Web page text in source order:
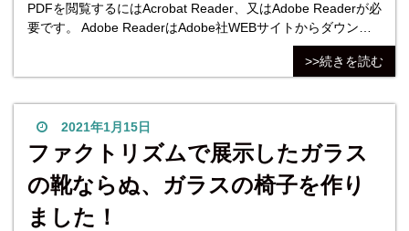
PDFを閲覧するにはAcrobat Reader、又はAdobe Readerが必
要です。 Adobe ReaderはAdobe社WEBサイトからダウンロ
い？安全性が高い？ ◎児玉雄司コラム 「こだま こと
>>続きを読む
2021年1月15日
ファクトリズムで展示したガラス
の靴ならぬ、ガラスの椅子を作り
ました！